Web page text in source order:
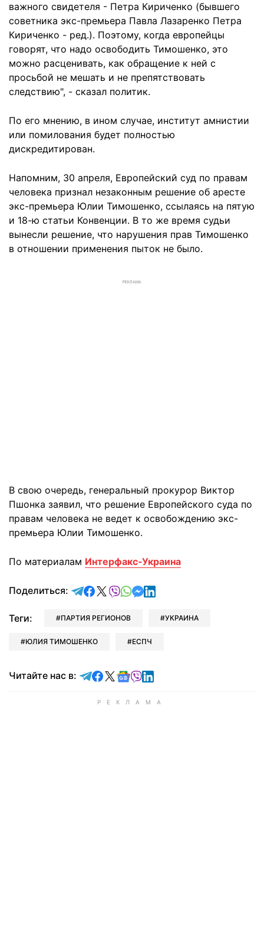
важного свидетеля - Петра Кириченко (бывшего
советника экс-премьера Павла Лазаренко Петра
Кириченко - ред.). Поэтому, когда европейцы
говорят, что надо освободить Тимошенко, это
можно расценивать, как обращение к ней с
просьбой не мешать и не препятствовать
следствию", - сказал политик.
По его мнению, в ином случае, институт амнистии
или помилования будет полностью
дискредитирован.
Напомним, 30 апреля, Европейский суд по правам
человека признал незаконным решение об аресте
экс-премьера Юлии Тимошенко, ссылаясь на пятую
и 18-ю статьи Конвенции. В то же время судьи
вынесли решение, что нарушения прав Тимошенко
в отношении применения пыток не было.
РЕКЛАМА
В свою очередь, генеральный прокурор Виктор
Пшонка заявил, что решение Европейского суда по
правам человека не ведет к освобождению экс-
премьера Юлии Тимошенко.
По материалам Интерфакс-Украина
Поделиться: отправить в Telegram
поделиться в Facebook
поделиться в X
отправить в Viber
отправить в Whatsapp
отправить в Messenger
отправить в LinkedIn
Теги: ПАРТИЯ РЕГИОНОВ УКРАИНА
ЮЛИЯ ТИМОШЕНКО ЕСПЧ
Читайте нас в: Читайте в Telegram
Читайте в Facebook
Читайте в X
Читайте в Google news
Читайте в Viber
Читайте в LinkedIn